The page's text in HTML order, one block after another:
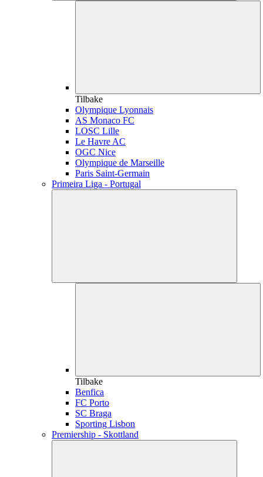
Tilbake
Olympique Lyonnais
AS Monaco FC
LOSC Lille
Le Havre AC
OGC Nice
Olympique de Marseille
Paris Saint-Germain
Primeira Liga - Portugal
Tilbake
Benfica
FC Porto
SC Braga
Sporting Lisbon
Premiership - Skottland